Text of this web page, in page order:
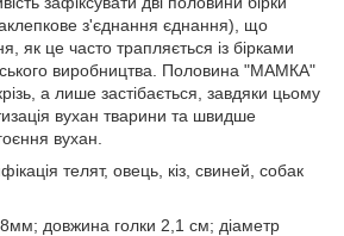
з'єднання єднання), що
як це часто трапляється із бірками
виробництва. Половина "МАМКА"
а лише застібається, завдяки цьому
вухан тварини та швидше
вухан.
телят, овець, кіз, свиней, собак
довжина голки 2,1 см; діаметр